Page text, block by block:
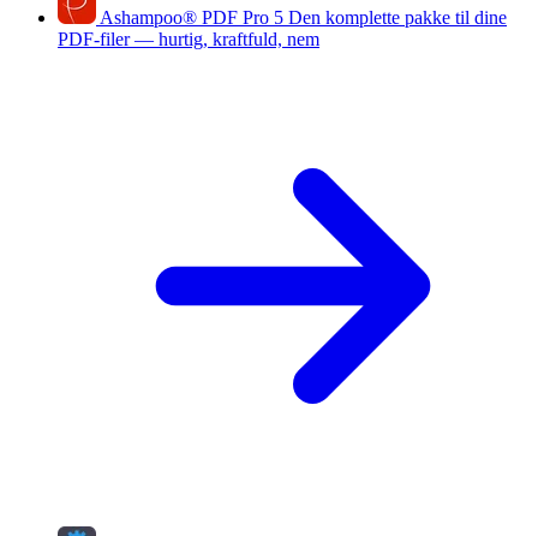
Ashampoo® PDF Pro 5 Den komplette pakke til dine
PDF-filer — hurtig, kraftfuld, nem